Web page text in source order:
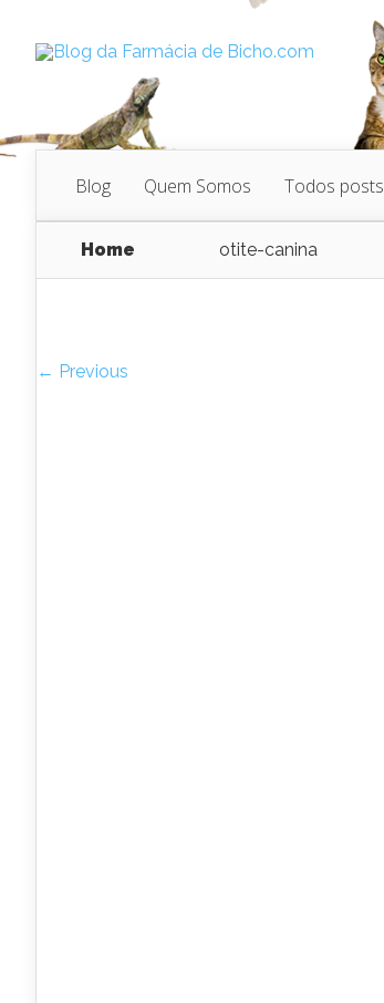
Blog Quem Somos Todos posts
Home otite-canina
← Previous